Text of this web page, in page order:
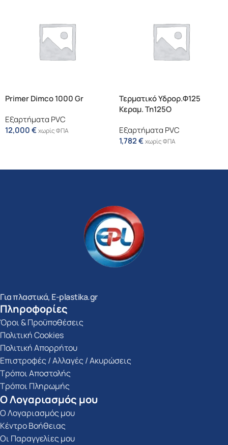
Primer Dimco 1000 Gr
Εξαρτήματα PVC
12,000€χωρίς ΦΠΑ
Τερματικό Υδρορ.Φ125
Κεραμ. Tn125O
Εξαρτήματα PVC
1,782€χωρίς ΦΠΑ
Για πλαστικά, E-plastika.gr
Πληροφορίες
Όροι & Προϋποθέσεις
Πολιτική Cookies
Πολιτική Απορρήτου
Επιστροφές / Αλλαγές / Ακυρώσεις
Τρόποι Αποστολής
Τρόποι Πληρωμής
Ο Λογαριασμός μου
Ο Λογαριασμός μου
Κέντρο Βοήθειας
Οι Παραγγελίες μου